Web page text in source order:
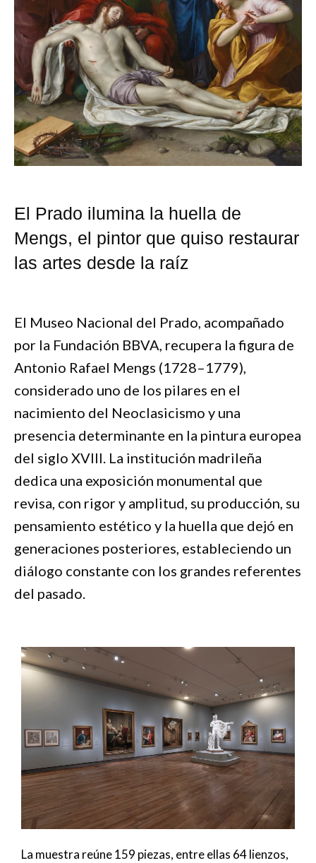
El Prado ilumina la huella de
Mengs, el pintor que quiso restaurar
las artes desde la raíz
El Museo Nacional del Prado, acompañado
por la Fundación BBVA, recupera la figura de
Antonio Rafael Mengs (1728–1779),
considerado uno de los pilares en el
nacimiento del Neoclasicismo y una
presencia determinante en la pintura europea
del siglo XVIII. La institución madrileña
dedica una exposición monumental que
revisa, con rigor y amplitud, su producción, su
pensamiento estético y la huella que dejó en
generaciones posteriores, estableciendo un
diálogo constante con los grandes referentes
del pasado.
La muestra reúne 159 piezas, entre ellas 64 lienzos,